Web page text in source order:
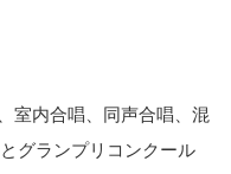
室内合唱、同声合唱、混
グランプリコンクール